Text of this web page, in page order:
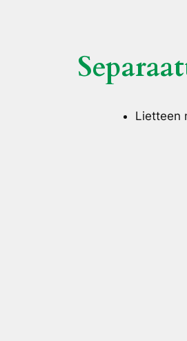
Lietteen